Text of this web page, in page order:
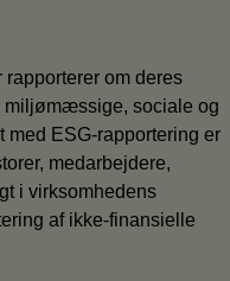
rapporterer om deres
miljømæssige, sociale og
med ESG-rapportering er
medarbejdere,
i virksomhedens
af ikke-finansielle